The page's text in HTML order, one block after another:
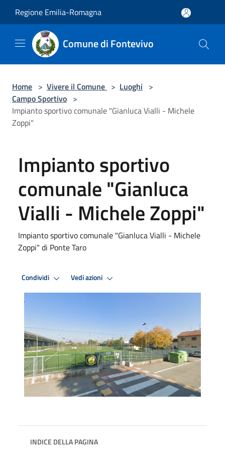
Regione Emilia-Romagna
Comune di Fontevivo
Home > Vivere il Comune > Luoghi >
Campo Sportivo >
Impianto sportivo comunale "Gianluca Vialli - Michele
Zoppi"
Impianto sportivo
comunale "Gianluca
Vialli - Michele Zoppi"
Impianto sportivo comunale "Gianluca Vialli - Michele
Zoppi" di Ponte Taro
Condividi Vedi azioni
INDICE DELLA PAGINA